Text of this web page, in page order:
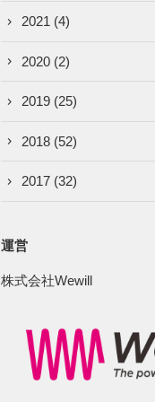
2021 (4)
2020(2)
2019(25)
2018(52)
2017(32)
運営
株式会社Wewill